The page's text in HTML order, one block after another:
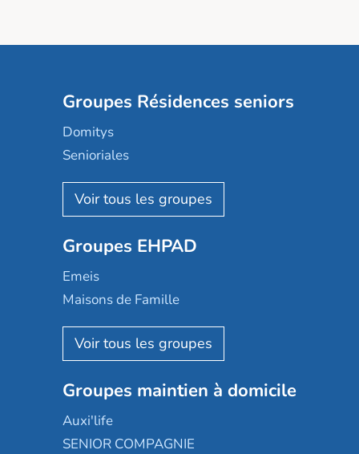
Groupes Résidences seniors
Domitys
Senioriales
Nohée
Les Résidentiels
Mobicap
Domusvi
Happy Senior
Aquarelia
Nexity edenea
Les jardins d'Arcadie
Occitalia
Appartseniors
Groupes EHPAD
Emeis
Maisons de Famille
Korian
Emera
Groupe SOS
Le Noble Âge
Almage
Groupes maintien à domicile
Auxi'life
SENIOR COMPAGNIE